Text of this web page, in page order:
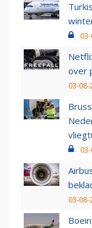
over
03-08-
03-08-